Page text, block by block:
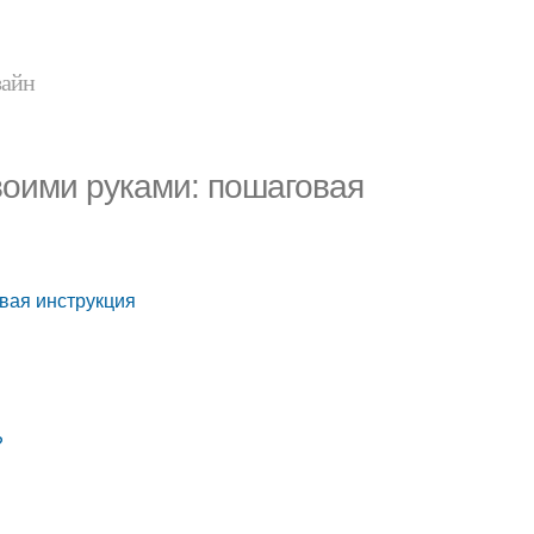
руками: пошаговая
инструкция